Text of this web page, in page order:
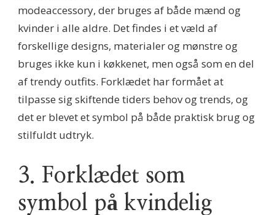
modeaccessory, der bruges af både mænd og
kvinder i alle aldre. Det findes i et væld af
forskellige designs, materialer og mønstre og
bruges ikke kun i køkkenet, men også som en del
af trendy outfits. Forklædet har formået at
tilpasse sig skiftende tiders behov og trends, og
det er blevet et symbol på både praktisk brug og
stilfuldt udtryk.
3. Forklædet som
symbol på kvindelig